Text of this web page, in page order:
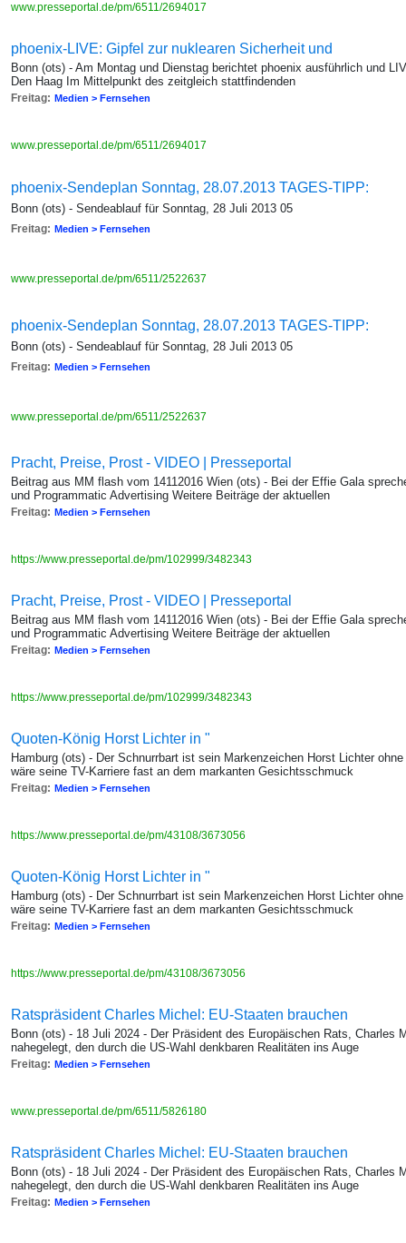
www.presseportal.de/pm/6511/2694017
phoenix-LIVE: Gipfel zur nuklearen Sicherheit und
Bonn (ots) - Am Montag und Dienstag berichtet phoenix ausführlich und
Den Haag Im Mittelpunkt des zeitgleich stattfindenden
Freitag: Medien > Fernsehen
www.presseportal.de/pm/6511/2694017
phoenix-Sendeplan Sonntag, 28.07.2013 TAGES-TIPP:
Bonn (ots) - Sendeablauf für Sonntag, 28 Juli 2013 05
Freitag: Medien > Fernsehen
www.presseportal.de/pm/6511/2522637
phoenix-Sendeplan Sonntag, 28.07.2013 TAGES-TIPP:
Bonn (ots) - Sendeablauf für Sonntag, 28 Juli 2013 05
Freitag: Medien > Fernsehen
www.presseportal.de/pm/6511/2522637
Pracht, Preise, Prost - VIDEO | Presseportal
Beitrag aus MM flash vom 14112016 Wien (ots) - Bei der Effie Gala
und Programmatic Advertising Weitere Beiträge der aktuellen
Freitag: Medien > Fernsehen
https://www.presseportal.de/pm/102999/3482343
Pracht, Preise, Prost - VIDEO | Presseportal
Beitrag aus MM flash vom 14112016 Wien (ots) - Bei der Effie Gala
und Programmatic Advertising Weitere Beiträge der aktuellen
Freitag: Medien > Fernsehen
https://www.presseportal.de/pm/102999/3482343
Quoten-König Horst Lichter in "
Hamburg (ots) - Der Schnurrbart ist sein Markenzeichen Horst Lichter
wäre seine TV-Karriere fast an dem markanten Gesichtsschmuck
Freitag: Medien > Fernsehen
https://www.presseportal.de/pm/43108/3673056
Quoten-König Horst Lichter in "
Hamburg (ots) - Der Schnurrbart ist sein Markenzeichen Horst Lichter
wäre seine TV-Karriere fast an dem markanten Gesichtsschmuck
Freitag: Medien > Fernsehen
https://www.presseportal.de/pm/43108/3673056
Ratspräsident Charles Michel: EU-Staaten brauchen
Bonn (ots) - 18 Juli 2024 - Der Präsident des Europäischen Rats, Charles
nahegelegt, den durch die US-Wahl denkbaren Realitäten ins Auge
Freitag: Medien > Fernsehen
www.presseportal.de/pm/6511/5826180
Ratspräsident Charles Michel: EU-Staaten brauchen
Bonn (ots) - 18 Juli 2024 - Der Präsident des Europäischen Rats, Charles
nahegelegt, den durch die US-Wahl denkbaren Realitäten ins Auge
Freitag: Medien > Fernsehen